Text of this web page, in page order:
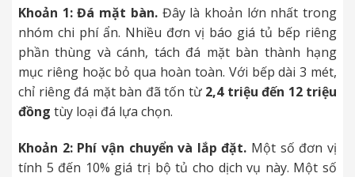
Khoản 1: Đá mặt bàn.Đây là khoản lớn nhất trong
nhóm chi phí ẩn. Nhiều đơn vị báo giá tủ bếp riêng
phần thùng và cánh, tách đá mặt bàn thành hạng
mục riêng hoặc bỏ qua hoàn toàn. Với bếp dài 3 mét,
chỉ riêng đá mặt bàn đã tốn từ 2,4 triệu đến 12 triệu
đồng tùy loại đá lựa chọn.
Khoản 2: Phí vận chuyển và lắp đặt. Một số đơn vị
tính 5 đến 10% giá trị bộ tủ cho dịch vụ này. Một số